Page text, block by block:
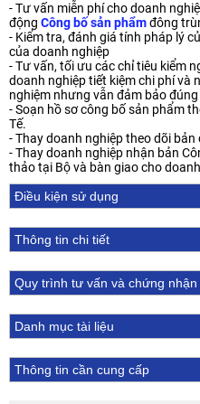
- Tư vấn miễn phí cho doanh
động Công bố sản phẩmđông
- Kiểm tra, đánh giá tính pháp lý
của doanh nghiệp
- Tư vấn, tối ưu các chỉ tiêu kiểm
doanh nghiệp tiết kiệm chi phí và
nghiệm nhưng vẫn đảm bảo
- Soạn hồ sơ công bố sản phẩm
Tế.
- Thay doanh nghiệp theo dõi
- Thay doanh nghiệp nhận bản
thảo tại Bộ và bàn giao cho
Điều kiện sử dụng
Thông tin chi tiết
Quy trình tư vấn và chứng nhận
Danh mục tài liệu
Thông tin cần cung cấp